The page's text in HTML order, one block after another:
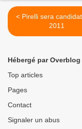
< Pirelli sera candidat pour
2011
Hébergé par Overblog
Top articles
Pages
Contact
Signaler un abus